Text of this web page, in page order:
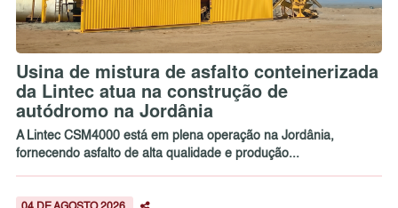
Usina de mistura de asfalto conteinerizada
da Lintec atua na construção de
autódromo na Jordânia
A Lintec CSM4000 está em plena operação na Jordânia,
fornecendo asfalto de alta qualidade e produção...